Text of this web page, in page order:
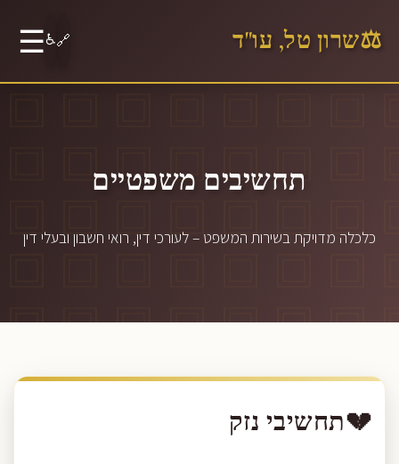
⚖️שרון טל, עו"ד 🔗
♿
☰
תחשיבים משפטיים
כלכלה מדויקת בשירות המשפט – לעורכי דין, רואי חשבון ובעלי דין
💔תחשיבי נזק